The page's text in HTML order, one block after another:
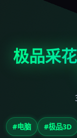
极品采
#电脑 #极品3D